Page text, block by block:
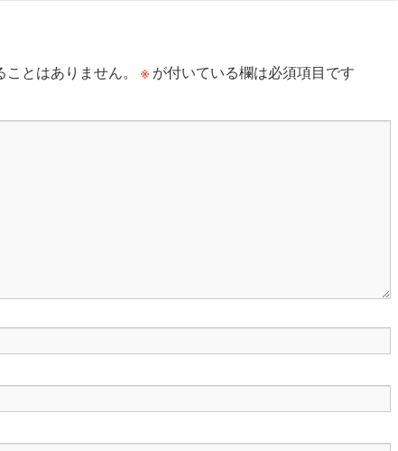
とはありません。 ※ が付いている欄は必須項目です